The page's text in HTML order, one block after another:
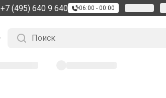
+7 (495) 640 9 640 06:00 - 00:00